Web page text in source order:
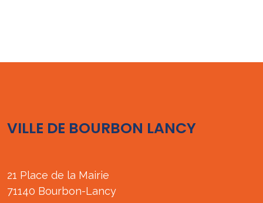
VILLE DE BOURBON LANCY
21 Place de la Mairie
71140 Bourbon-Lancy